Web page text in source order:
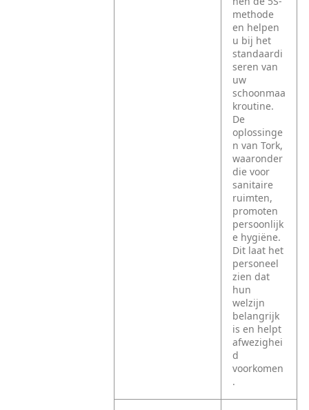
methode
en helpen
u bij het
standaardi
seren van
uw
schoonmaa
kroutine.
De
oplossinge
n van Tork,
waaronder
die voor
sanitaire
ruimten,
promoten
persoonlijk
e hygiëne.
Dit laat het
personeel
zien dat
hun
welzijn
belangrijk
is en helpt
afwezighei
d
voorkomen
.